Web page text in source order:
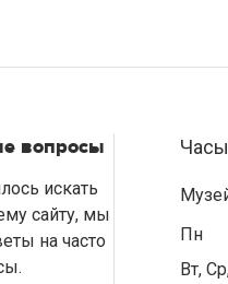
вопросы
искать
сайту, мы
на часто
Пн
Вт,